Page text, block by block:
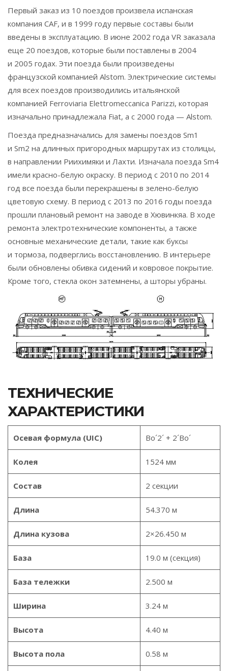
Первый заказ из 10 поездов произвела испанская
компания CAF, и в 1999 году первые составы были
введены в эксплуатацию. В июне 2002 года VR заказала
еще 20 поездов, которые были поставлены в 2004
и 2005 годах. Эти поезда были произведены
французской компанией Alstom. Электрические системы
для всех поездов производились итальянской
компанией Ferroviaria Elettromeccanica Parizzi, которая
изначально принадлежала Fiat, а с 2000 года — Alstom.
Поезда предназначались для замены поездов Sm1
и Sm2 на длинных пригородных маршрутах из столицы,
в направлении Риихимяки и Лахти. Изначала поезда Sm4
имели красно-белую окраску. В период с 2010 по 2014
год все поезда были перекрашены в зелено-белую
цветовую схему. В период с 2013 по 2016 годы поезда
прошли плановый ремонт на заводе в Хювинкяа. В ходе
ремонта электротехнические компоненты, а также
основные механические детали, такие как буксы
и тормоза, подверглись восстановлению. В интерьере
были обновлены обивка сидений и ковровое покрытие.
Кроме того, стекла окон затемнены, а шторы убраны.
ТЕХНИЧЕСКИЕ
ХАРАКТЕРИСТИКИ
Осевая формула (UIC) Bo´2´ + 2´Bo´
Колея 1524 мм
Состав 2 секции
Длина 54.370 м
Длина кузова 2×26.450 м
База 19.0 м (секция)
База тележки 2.500 м
Ширина 3.24 м
Высота 4.40 м
Высота пола 0.58 м